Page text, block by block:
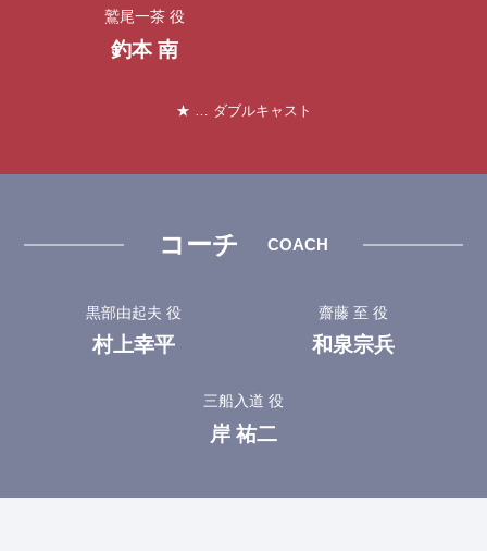
鷲尾一茶 役
釣本 南
★ … ダブルキャスト
コーチ COACH
黒部由起夫 役
村上幸平
齋藤 至 役
和泉宗兵
三船入道 役
岸 祐二